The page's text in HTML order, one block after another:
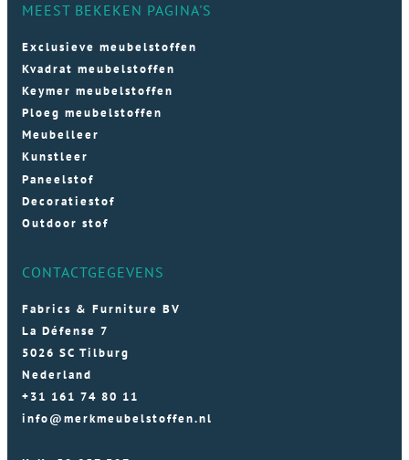
MEEST BEKEKEN PAGINA'S
Exclusieve meubelstoffen
Kvadrat meubelstoffen
Keymer meubelstoffen
Ploeg meubelstoffen
Meubelleer
Kunstleer
Paneelstof
Decoratiestof
Outdoor stof
CONTACTGEGEVENS
Fabrics & Furniture BV
La Défense 7
5026 SC Tilburg
Nederland
+31 161 74 80 11
info@merkmeubelstoffen.nl